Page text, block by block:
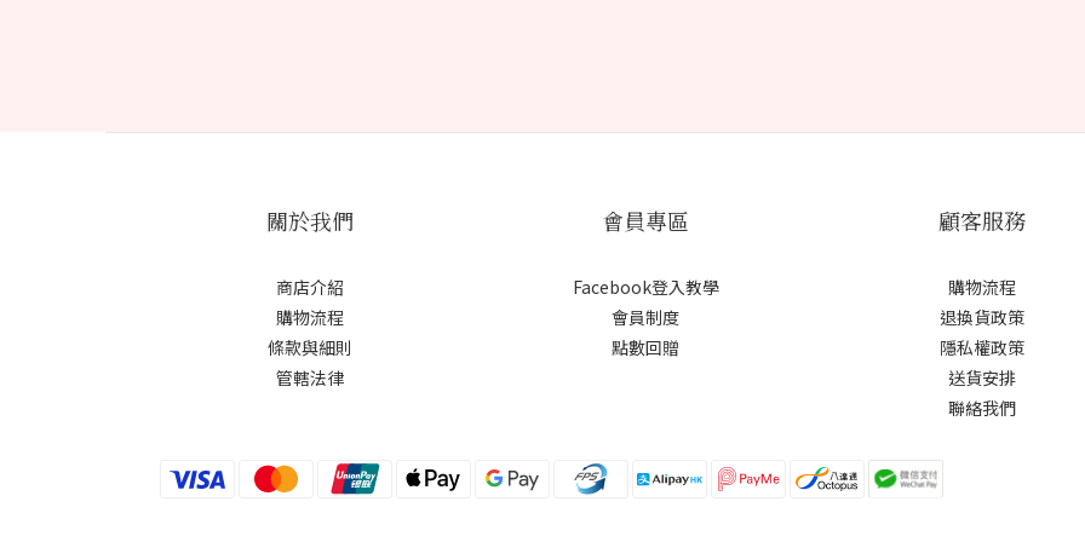
關於我們
商店介紹
購物流程
條款與細則
管轄法律
會員專區
Facebook登入教學
會員制度
點數回贈
顧客服務
購物流程
退換貨政策
隱私權政策
送貨安排
聯絡我們